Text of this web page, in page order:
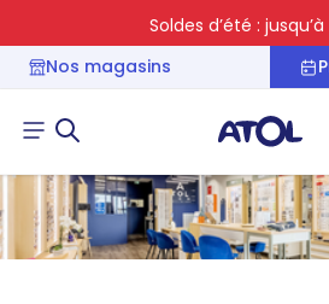
Soldes d’été : jusqu’à
Nos magasins